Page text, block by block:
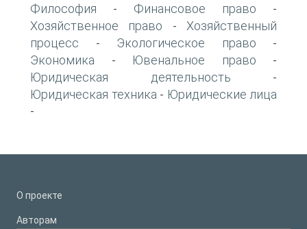
Философия - Финансовое право -
Хозяйственное право - Хозяйственный
процесс - Экологическое право -
Экономика - Ювенальное право -
Юридическая деятельность -
Юридическая техника - Юридические лица
-
О проекте
Авторам